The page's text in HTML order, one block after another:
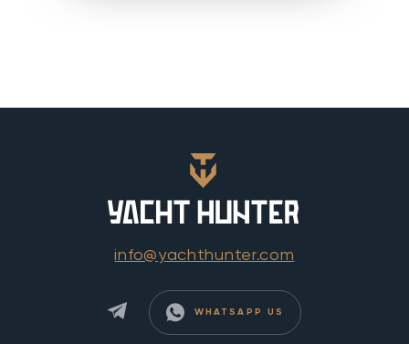
info@yachthunter.com
WHATSAPP US